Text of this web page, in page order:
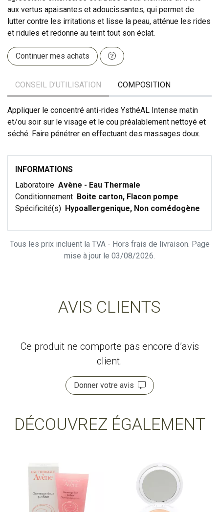
aux vertus apaisantes et adoucissantes, qui permet de
lutter contre les irritations et lisse la peau, atténue les rides
et ridules et redonne au teint tout son éclat.
Continuer mes achats
CONSEIL D’UTILISATION COMPOSITION
Appliquer le concentré anti-rides YsthéAL Intense matin
et/ou soir sur le visage et le cou préalablement nettoyé et
séché. Faire pénétrer en effectuant des massages doux.
INFORMATIONS
Laboratoire Avène - Eau Thermale
Conditionnement Boite carton, Flacon pompe
Spécificité(s) Hypoallergenique, Non comédogène
Tous les prix incluent la TVA - Hors frais de livraison. Page
mise à jour le 03/08/2026.
AVIS CLIENTS
Ce produit ne comporte pas encore d’avis
client.
Donner votre avis
DÉCOUVREZ ÉGALEMENT